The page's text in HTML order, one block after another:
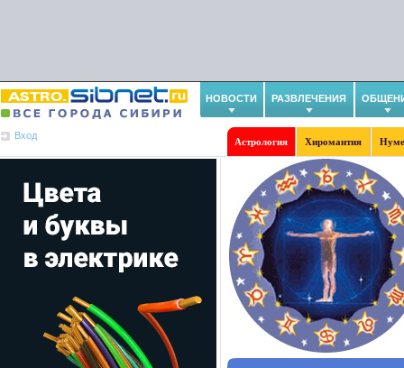
НОВОСТИ РАЗВЛЕЧЕНИЯ
Вход
Астрология Хиромантия